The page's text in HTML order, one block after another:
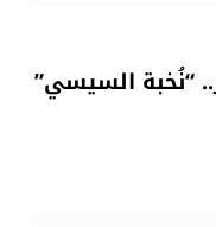
“نُخبة السيسي”